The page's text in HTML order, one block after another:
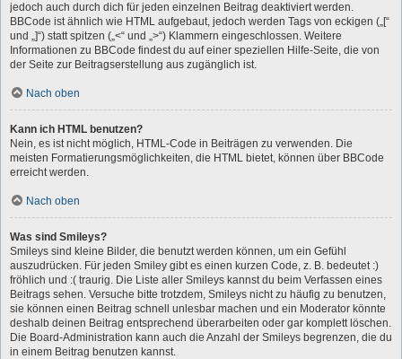
jedoch auch durch dich für jeden einzelnen Beitrag deaktiviert werden.
BBCode ist ähnlich wie HTML aufgebaut, jedoch werden Tags von eckigen („[“
und „]“) statt spitzen („<“ und „>“) Klammern eingeschlossen. Weitere
Informationen zu BBCode findest du auf einer speziellen Hilfe-Seite, die von
der Seite zur Beitragserstellung aus zugänglich ist.
Nach oben
Kann ich HTML benutzen?
Nein, es ist nicht möglich, HTML-Code in Beiträgen zu verwenden. Die
meisten Formatierungsmöglichkeiten, die HTML bietet, können über BBCode
erreicht werden.
Nach oben
Was sind Smileys?
Smileys sind kleine Bilder, die benutzt werden können, um ein Gefühl
auszudrücken. Für jeden Smiley gibt es einen kurzen Code, z. B. bedeutet :)
fröhlich und :( traurig. Die Liste aller Smileys kannst du beim Verfassen eines
Beitrags sehen. Versuche bitte trotzdem, Smileys nicht zu häufig zu benutzen,
sie können einen Beitrag schnell unlesbar machen und ein Moderator könnte
deshalb deinen Beitrag entsprechend überarbeiten oder gar komplett löschen.
Die Board-Administration kann auch die Anzahl der Smileys begrenzen, die du
in einem Beitrag benutzen kannst.